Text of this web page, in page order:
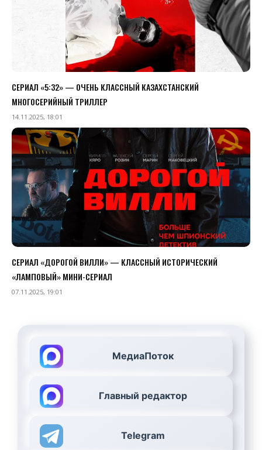
СЕРИАЛ «5:32» — ОЧЕНЬ КЛАССНЫЙ КАЗАХСТАНСКИЙ
МНОГОСЕРИЙНЫЙ ТРИЛЛЕР
14.11.2025, 18:01
СЕРИАЛ «ДОРОГОЙ ВИЛЛИ» — КЛАССНЫЙ ИСТОРИЧЕСКИЙ
«ЛАМПОВЫЙ» МИНИ-СЕРИАЛ
07.11.2025, 19:01
МедиаПоток
Главный редактор
Telegram